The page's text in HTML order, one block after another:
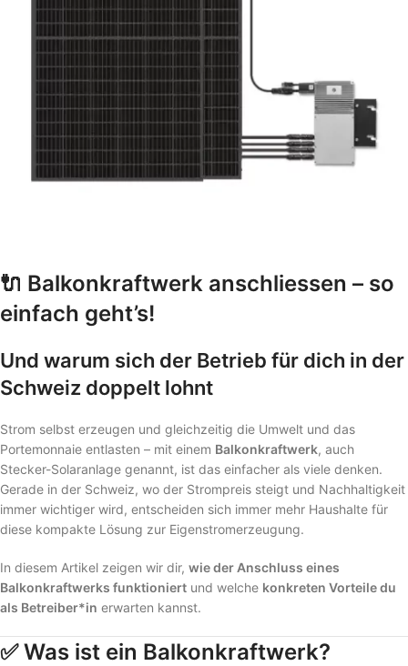
🔌 Balkonkraftwerk anschliessen – so
einfach geht’s!
Und warum sich der Betrieb für dich in der
Schweiz doppelt lohnt
Strom selbst erzeugen und gleichzeitig die Umwelt und das
Portemonnaie entlasten – mit einem Balkonkraftwerk, auch
Stecker-Solaranlage genannt, ist das einfacher als viele denken.
Gerade in der Schweiz, wo der Strompreis steigt und Nachhaltigkeit
immer wichtiger wird, entscheiden sich immer mehr Haushalte für
diese kompakte Lösung zur Eigenstromerzeugung.
In diesem Artikel zeigen wir dir, wie der Anschluss eines
Balkonkraftwerks funktioniert und welche konkreten Vorteile du
als Betreiber*in erwarten kannst.
✅Was ist ein Balkonkraftwerk?